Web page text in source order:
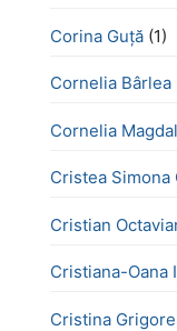
Corina Guță (1)
Cornelia Bârlea
Cornelia
Cristea Simona
Cristian
Cristiana-Oana
Cristina Grigore